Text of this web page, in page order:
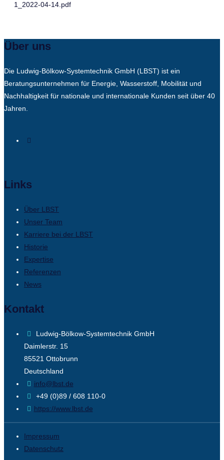
1_2022-04-14.pdf
Über uns
Die Ludwig-Bölkow-Systemtechnik GmbH (LBST) ist ein
Beratungsunternehmen für Energie, Wasserstoff, Mobilität und
Nachhaltigkeit für nationale und internationale Kunden seit über 40
Jahren.
Links
Über LBST
Unser Team
Karriere bei der LBST
Historie
Expertise
Referenzen
News
Kontakt
Ludwig-Bölkow-Systemtechnik GmbH
Daimlerstr. 15
85521 Ottobrunn
Deutschland
info@lbst.de
+49 (0)89 / 608 110-0
https://www.lbst.de
Impressum
Datenschutz